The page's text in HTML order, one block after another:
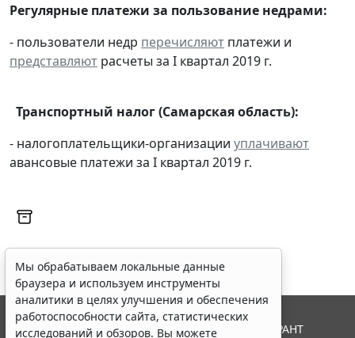
Регулярные платежи за пользование недрами:
- пользователи недр перечисляют платежи и
представляют расчеты за I квартал 2019 г.
Транспортный налог (Самарская область):
- налогоплательщики-организации уплачивают
авансовые платежи за I квартал 2019 г.
Мы обрабатываем локальные данные
браузера и используем инструменты
аналитики в целях улучшения и обеспечения
работоспособности сайта, статистических
исследований и обзоров. Вы можете
© ООО "НПП "ГАРАНТ-СЕРВИС", 2026. Система ГАРАНТ